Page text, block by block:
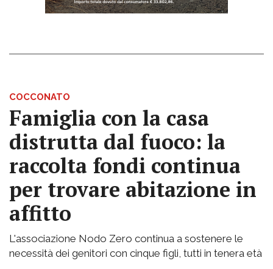
COCCONATO
Famiglia con la casa
distrutta dal fuoco: la
raccolta fondi continua
per trovare abitazione in
affitto
L'associazione Nodo Zero continua a sostenere le
necessità dei genitori con cinque figli, tutti in tenera età